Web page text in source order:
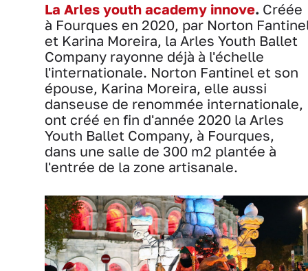
La Arles youth academy innove. Créée
à Fourques en 2020, par Norton
et Karina Moreira, la Arles Youth Ballet
Company rayonne déjà à l'échelle
l'internationale. Norton Fantinel et son
épouse, Karina Moreira, elle aussi
danseuse de renommée internationale,
ont créé en fin d'année 2020 la Arles
Youth Ballet Company, à Fourques,
dans une salle de 300 m2 plantée à
l'entrée de la zone artisanale.